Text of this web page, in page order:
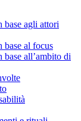
base agli attori
base al focus
all’ambito di